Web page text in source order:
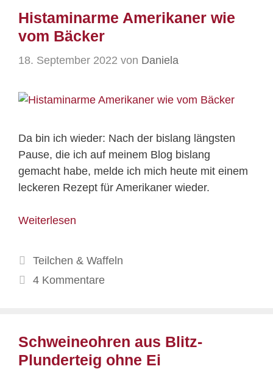
Histaminarme Amerikaner wie
vom Bäcker
18. September 2022 von Daniela
Da bin ich wieder: Nach der bislang längsten
Pause, die ich auf meinem Blog bislang
gemacht habe, melde ich mich heute mit einem
leckeren Rezept für Amerikaner wieder.
Weiterlesen
Kategorien
Teilchen & Waffeln
4 Kommentare
Schweineohren aus Blitz-
Plunderteig ohne Ei